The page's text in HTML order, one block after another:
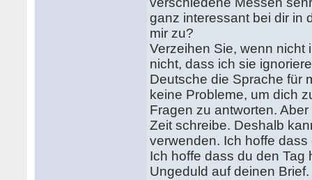
ganz interessant bei dir in
mir zu?
Verzeihen Sie, wenn nicht
nicht, dass ich sie
Deutsche die Sprache für
keine Probleme, um dich
Fragen zu antworten.
Zeit schreibe. Deshalb
verwenden. Ich hoffe
Ich hoffe dass du den Tag
Ungeduld auf deinen Brief.